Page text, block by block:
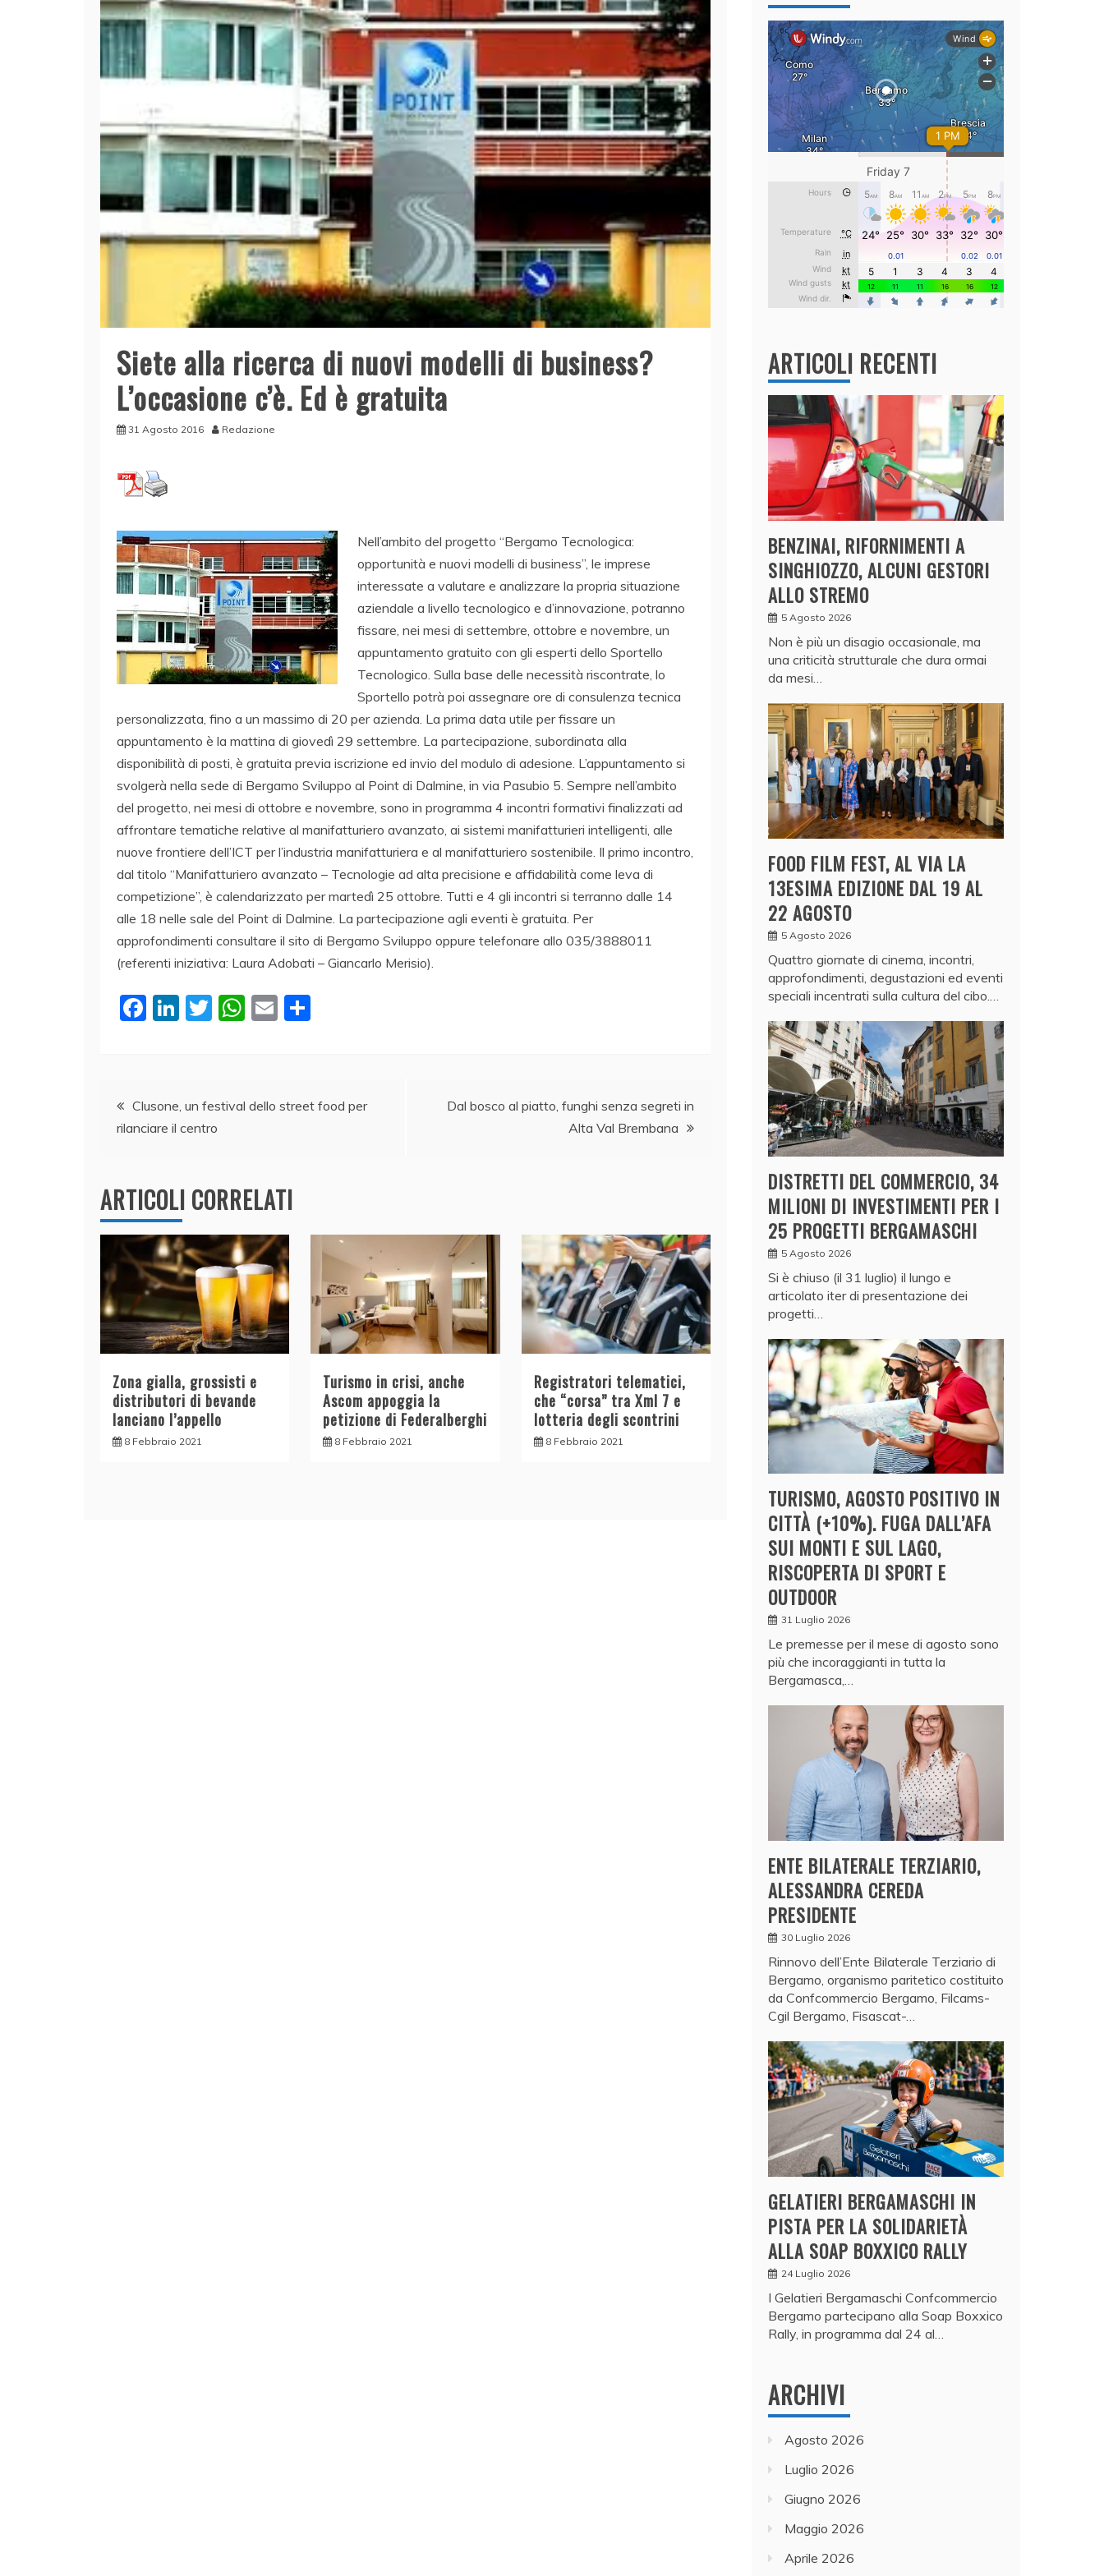
Siete alla ricerca di nuovi modelli di business?
L’occasione c’è. Ed è gratuita
31 Agosto 2016 Redazione
Nell’ambito del progetto “Bergamo Tecnologica:
opportunità e nuovi modelli di business”, le imprese
interessate a valutare e analizzare la propria situazione
aziendale a livello tecnologico e d’innovazione, potranno
fissare, nei mesi di settembre, ottobre e novembre, un
appuntamento gratuito con gli esperti dello Sportello
Tecnologico. Sulla base delle necessità riscontrate, lo
Sportello potrà poi assegnare ore di consulenza tecnica
personalizzata, fino a un massimo di 20 per azienda. La prima data utile per fissare un
appuntamento è la mattina di giovedì 29 settembre. La partecipazione, subordinata alla
disponibilità di posti, è gratuita previa iscrizione ed invio del modulo di adesione. L’appuntamento si
svolgerà nella sede di Bergamo Sviluppo al Point di Dalmine, in via Pasubio 5. Sempre nell’ambito
del progetto, nei mesi di ottobre e novembre, sono in programma 4 incontri formativi finalizzati ad
affrontare tematiche relative al manifatturiero avanzato, ai sistemi manifatturieri intelligenti, alle
nuove frontiere dell’ICT per l’industria manifatturiera e al manifatturiero sostenibile. Il primo incontro,
dal titolo “Manifatturiero avanzato – Tecnologie ad alta precisione e affidabilità come leva di
competizione”, è calendarizzato per martedì 25 ottobre. Tutti e 4 gli incontri si terranno dalle 14
alle 18 nelle sale del Point di Dalmine. La partecipazione agli eventi è gratuita. Per
approfondimenti consultare il sito di Bergamo Sviluppo oppure telefonare allo 035/3888011
(referenti iniziativa: Laura Adobati – Giancarlo Merisio).
F
b
o
k
Li
dI
n
T
W
A
E
vi
Navigazione
articoli
Clusone, un festival dello street food per
rilanciare il centro
Dal bosco al piatto, funghi senza segreti in
Alta Val Brembana
ARTICOLI CORRELATI
Zona gialla, grossisti e
distributori di bevande
lanciano l’appello
8 Febbraio 2021
Turismo in crisi, anche
Ascom appoggia la
petizione di Federalberghi
8 Febbraio 2021
Registratori telematici,
che “corsa” tra Xml 7 e
lotteria degli scontrini
8 Febbraio 2021
ARTICOLI RECENTI
BENZINAI, RIFORNIMENTI A
SINGHIOZZO, ALCUNI GESTORI
ALLO STREMO
5 Agosto 2026
Non è più un disagio occasionale, ma
una criticità strutturale che dura ormai
da mesi…
FOOD FILM FEST, AL VIA LA
13ESIMA EDIZIONE DAL 19 AL
22 AGOSTO
5 Agosto 2026
Quattro giornate di cinema, incontri,
approfondimenti, degustazioni ed eventi
speciali incentrati sulla cultura del cibo.…
DISTRETTI DEL COMMERCIO, 34
MILIONI DI INVESTIMENTI PER I
25 PROGETTI BERGAMASCHI
5 Agosto 2026
Si è chiuso (il 31 luglio) il lungo e
articolato iter di presentazione dei
progetti…
TURISMO, AGOSTO POSITIVO IN
CITTÀ (+10%). FUGA DALL’AFA
SUI MONTI E SUL LAGO,
RISCOPERTA DI SPORT E
OUTDOOR
31 Luglio 2026
Le premesse per il mese di agosto sono
più che incoraggianti in tutta la
Bergamasca,…
ENTE BILATERALE TERZIARIO,
ALESSANDRA CEREDA
PRESIDENTE
30 Luglio 2026
Rinnovo dell’Ente Bilaterale Terziario di
Bergamo, organismo paritetico costituito
da Confcommercio Bergamo, Filcams-
Cgil Bergamo, Fisascat-…
GELATIERI BERGAMASCHI IN
PISTA PER LA SOLIDARIETÀ
ALLA SOAP BOXXICO RALLY
24 Luglio 2026
I Gelatieri Bergamaschi Confcommercio
Bergamo partecipano alla Soap Boxxico
Rally, in programma dal 24 al…
ARCHIVI
Agosto 2026
Luglio 2026
Giugno 2026
Maggio 2026
Aprile 2026